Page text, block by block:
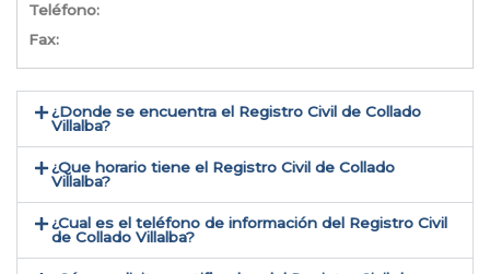
Teléfono:
Fax:
¿Donde se encuentra el Registro Civil de Collado
Villalba​?
¿Que horario tiene el Registro Civil de Collado
Villalba?
¿Cual es el teléfono de información del Registro Civil
de Collado Villalba​?